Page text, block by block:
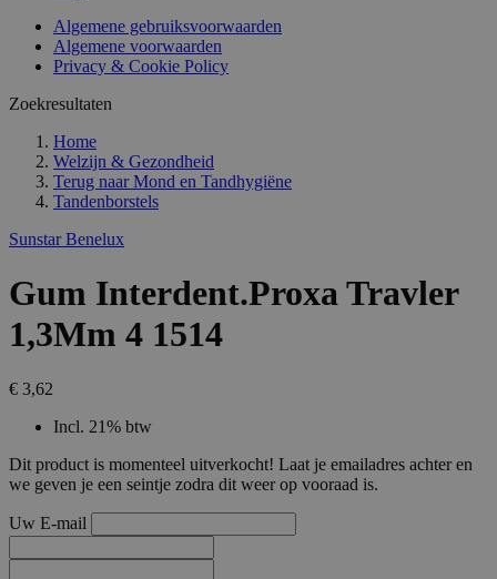
Algemene gebruiksvoorwaarden
Algemene voorwaarden
Privacy & Cookie Policy
Zoekresultaten
Home
Welzijn & Gezondheid
Terug naar Mond en Tandhygiëne
Tandenborstels
Sunstar Benelux
Gum Interdent.Proxa Travler
1,3Mm 4 1514
€ 3,62
Incl. 21% btw
Dit product is momenteel uitverkocht! Laat je emailadres achter en
we geven je een seintje zodra dit weer op vooraad is.
Uw E-mail